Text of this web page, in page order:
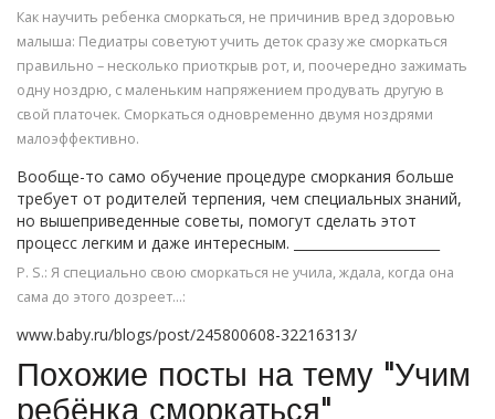
Как научить ребенка сморкаться, не причинив вред здоровью
малыша: Педиатры советуют учить деток сразу же сморкаться
правильно – несколько приоткрыв рот, и, поочередно зажимать
одну ноздрю, с маленьким напряжением продувать другую в
свой платочек. Сморкаться одновременно двумя ноздрями
малоэффективно.
Вообще-то само обучение процедуре сморкания больше
требует от родителей терпения, чем специальных знаний,
но вышеприведенные советы, помогут сделать этот
процесс легким и даже интересным. ______________________
P. S.: Я специально свою сморкаться не учила, ждала, когда она
сама до этого дозреет...:
www.baby.ru/blogs/post/245800608-32216313/
Похожие посты на тему "Учим
ребёнка сморкаться"